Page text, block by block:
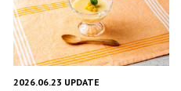
2026.06.23 UPDATE